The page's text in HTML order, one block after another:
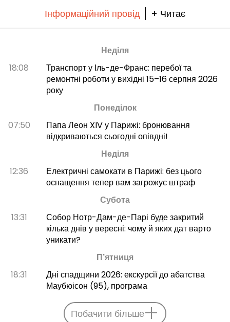
Інформаційний провід + Читає
Неділя
18:08
Транспорт у Іль-де-Франс: перебої та
ремонтні роботи у вихідні 15–16 серпня 2026
року
Понеділок
07:50
Папа Леон XIV у Парижі: бронювання
відкриваються сьогодні опівдні!
Неділя
12:36
Електричні самокати в Парижі: без цього
оснащення тепер вам загрожує штраф
Субота
13:31
Собор Нотр-Дам-де-Парі буде закритий
кілька днів у вересні: чому й яких дат варто
уникати?
П'ятниця
18:31
Дні спадщини 2026: екскурсії до абатства
Маубюісон (95), програма
Побачити більше